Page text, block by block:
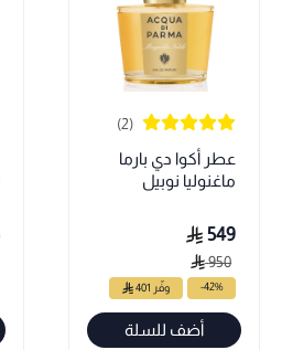
(2)
عطر أكوا دي بارما
ماغنوليا نوبيل
549
950
-42% وفّر 401
أضف للسلة